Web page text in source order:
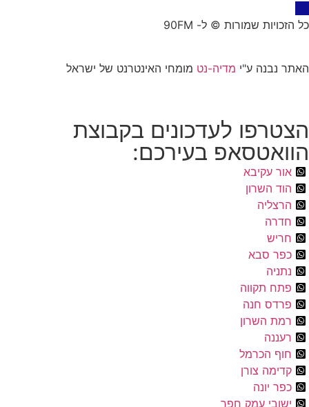
כל הזכויות שמורות © ל- 90FM
האתר נבנה ע"י מדיה-נט מומחי האינטרנט של ישראל
הצטרפו לעדכונים בקבוצת
הוואטסאפ בעירכם:
אור עקיבא
הוד השרון
הרצליה
חדרה
חריש
כפר סבא
נתניה
פתח תקווה
פרדס חנה
רמת השרון
רעננה
חוף הכרמל
קדימה צורן
כפר יונה
ישובי עמק חפר